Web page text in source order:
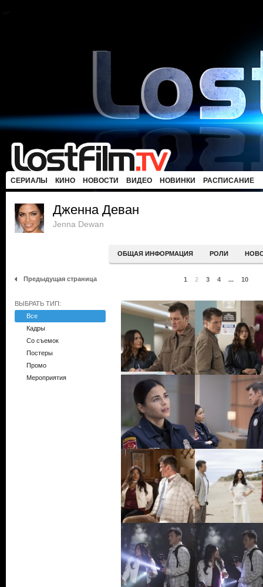
СЕРИАЛЫ КИНО НОВОСТИ ВИДЕО НОВИНКИ РАСПИСАНИЕ
Дженна Деван
Jenna Dewan
ОБЩАЯ ИНФОРМАЦИЯ РОЛИ
Предыдущая страница 1 2 3 4 ... 10
ВЫБРАТЬ ТИП:
Все
Кадры
Со съемок
Постеры
Промо
Мероприятия